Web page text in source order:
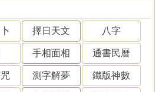
擇日天文 八字
手相面相 通書民曆
測字解夢 鐵版神數